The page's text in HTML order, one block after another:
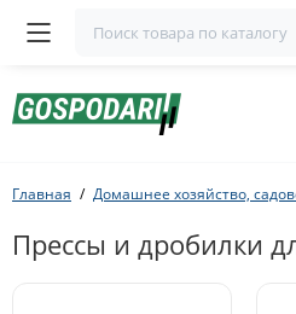
Главная Домашнее хозяйство,
Прессы и дробилки